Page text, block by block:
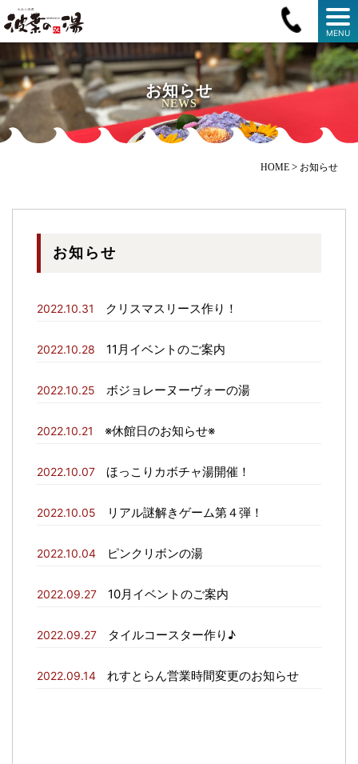
MENU
お知らせ
NEWS
HOME > お知らせ
お知らせ
2022.10.31 クリスマスリース作り！
2022.10.28 11月イベントのご案内
2022.10.25 ボジョレーヌーヴォーの湯
2022.10.21 ※休館日のお知らせ※
2022.10.07 ほっこりカボチャ湯開催！
2022.10.05 リアル謎解きゲーム第４弾！
2022.10.04 ピンクリボンの湯
2022.09.27 10月イベントのご案内
2022.09.27 タイルコースター作り♪
2022.09.14 れすとらん営業時間変更のお知らせ